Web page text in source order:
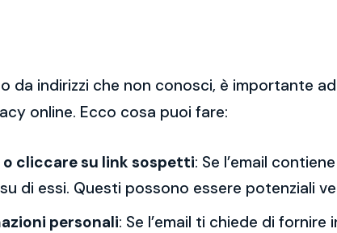
da indirizzi che non conosci, è importante
online. Ecco cosa puoi fare:
o cliccare su link sospetti: Se l’email
di essi. Questi possono essere potenziali
personali: Se l’email ti chiede di